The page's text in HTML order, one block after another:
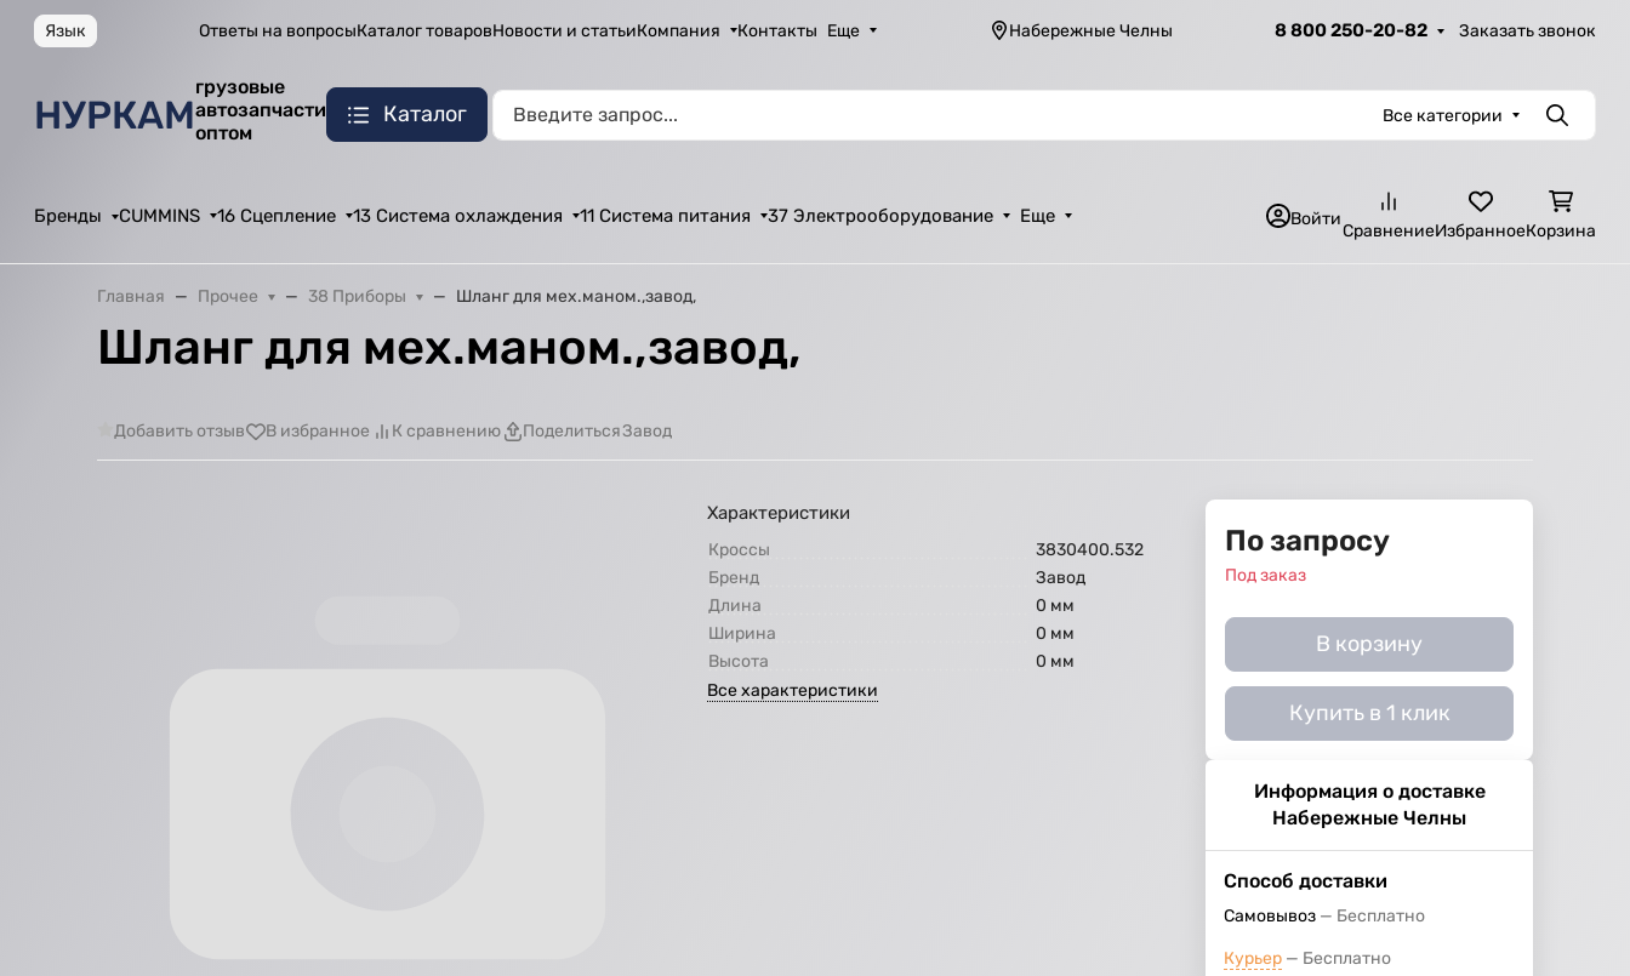
Язык Ответы на вопросыКаталог товаровНовости и статьиКомпания Контакты Еще Набережные Челны 8 800 250-20-82 Заказать звонок
НУРКАМ
грузовые
автозапчасти
оптом
Каталог Все категории Поиск
Бренды CUMMINS 16 Сцепление 13 Система охлаждения 11 Система питания 37 Электрооборудование Еще Войти
СравнениеИзбранноеКорзина
Главная Прочее 38 Приборы Шланг для мех.маном.,завод,
Шланг для мех.маном.,завод,
Добавить отзыв В избранное К сравнению ПоделитьсяЗавод
Характеристики
Кроссы
3830400.532
Бренд
Завод
Длина
0 мм
Ширина
0 мм
Высота
0 мм
Все характеристики
По запросу
Под заказ
В корзину
Купить в 1 клик
Информация о доставке
Набережные Челны
Способ доставки
Самовывоз Бесплатно
Курьер Бесплатно